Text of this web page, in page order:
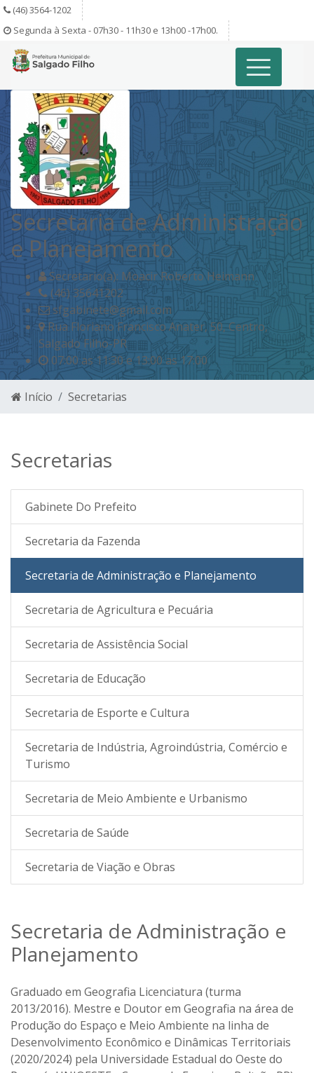
(46) 3564-1202
Segunda à Sexta - 07h30 - 11h30 e 13h00 -17h00.
Secretaria de Administração
e Planejamento
Secretario(a): Moacir Roberto Heimann
(46) 35641202
sfgabinete@gmail.com
Rua Floriano Francisco Anater, 50, Centro,
Salgado Filho-PR
07:00 as 11:30 e 13:00 as 17:00
Início Secretarias
Secretarias
Gabinete Do Prefeito
Secretaria da Fazenda
Secretaria de Administração e Planejamento
Secretaria de Agricultura e Pecuária
Secretaria de Assistência Social
Secretaria de Educação
Secretaria de Esporte e Cultura
Secretaria de Indústria, Agroindústria, Comércio e
Turismo
Secretaria de Meio Ambiente e Urbanismo
Secretaria de Saúde
Secretaria de Viação e Obras
Secretaria de Administração e
Planejamento
Graduado em Geografia Licenciatura (turma
2013/2016). Mestre e Doutor em Geografia na área de
Produção do Espaço e Meio Ambiente na linha de
Desenvolvimento Econômico e Dinâmicas Territoriais
(2020/2024) pela Universidade Estadual do Oeste do